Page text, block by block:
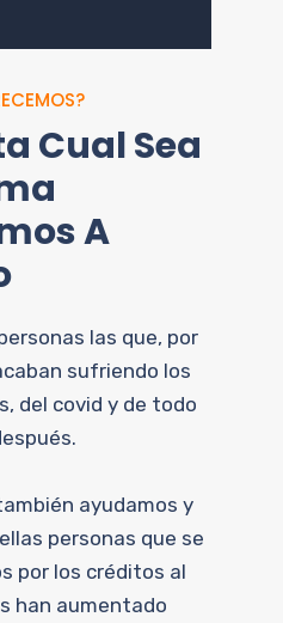
Cual Sea
A
las que, por
sufriendo los
del covid y de todo
ayudamos y
personas que se
por los créditos al
han aumentado